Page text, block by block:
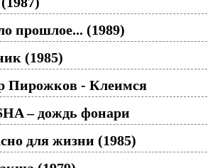
прошлое... (1989)
(1985)
Пирожков - Клеимся
– дождь фонари
для жизни (1985)